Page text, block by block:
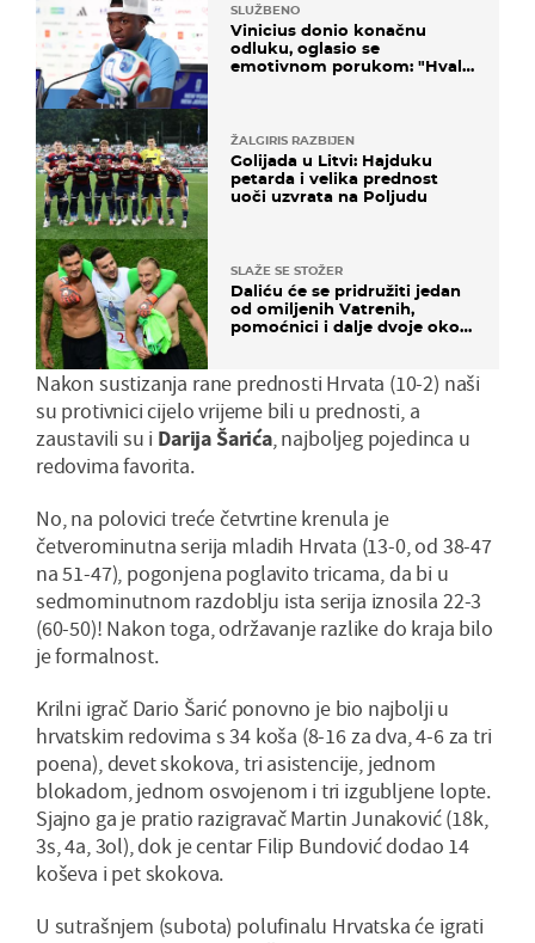
SLUŽBENO
Vinicius donio konačnu
odluku, oglasio se
emotivnom porukom: "Hvala
ŽALGIRIS RAZBIJEN
Golijada u Litvi: Hajduku
petarda i velika prednost
uoči uzvrata na Poljudu
SLAŽE SE STOŽER
Daliću će se pridružiti jedan
od omiljenih Vatrenih,
pomoćnici i dalje dvoje oko
Nakon sustizanja rane prednosti Hrvata (10-2) naši
su protivnici cijelo vrijeme bili u prednosti, a
zaustavili su i Darija Šarića, najboljeg pojedinca u
redovima favorita.
No, na polovici treće četvrtine krenula je
četverominutna serija mladih Hrvata (13-0, od 38-47
na 51-47), pogonjena poglavito tricama, da bi u
sedmominutnom razdoblju ista serija iznosila 22-3
(60-50)! Nakon toga, održavanje razlike do kraja bilo
je formalnost.
Krilni igrač Dario Šarić ponovno je bio najbolji u
hrvatskim redovima s 34 koša (8-16 za dva, 4-6 za tri
poena), devet skokova, tri asistencije, jednom
blokadom, jednom osvojenom i tri izgubljene lopte.
Sjajno ga je pratio razigravač Martin Junaković (18k,
3s, 4a, 3ol), dok je centar Filip Bundović dodao 14
koševa i pet skokova.
U sutrašnjem (subota) polufinalu Hrvatska će igrati